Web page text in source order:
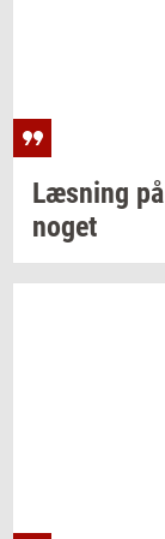
Læs­ning på
noget